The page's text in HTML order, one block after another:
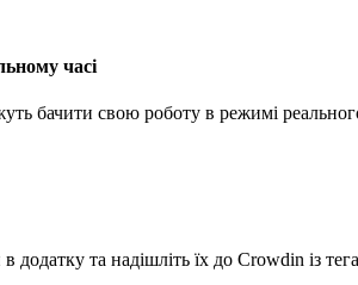
часі
бачити свою роботу в режимі
додатку та надішліть їх до Crowdin із